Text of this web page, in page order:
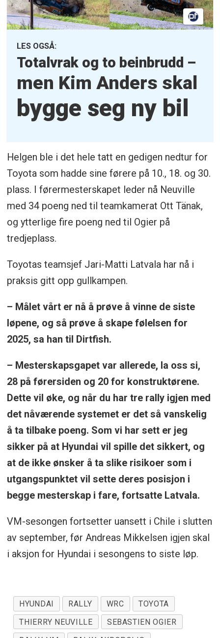
LES OGSÅ:
Totalvrak og to beinbrudd –
men Kim Anders skal
bygge seg ny bil
Helgen ble i det hele tatt en gedigen nedtur for
Toyota som hadde sine førere på 10., 18. og 30.
plass. I førermesterskapet leder nå Neuville
med 34 poeng ned til teamkamerat Ott Tänak,
og ytterlige fire poeng ned til Ogier på
tredjeplass.
Toyotas teamsjef Jari-Matti Latvala har nå i
praksis gitt opp gullkampen.
– Målet vårt er nå å prøve å vinne de siste
løpene, og så prøve å skape følelsen for
2025, sa han til Dirtfish.
– Mesterskapsgapet var allerede, la oss si,
28 på førersiden og 20 for konstruktørene.
Dette vil øke, og når du har tre rally igjen med
det nåværende systemet er det så vanskelig
å ta tilbake poeng. Som vi har sett er jeg
sikker på at Hyundai vil spille det sikkert, og
at de ikke ønsker å ta slike risikoer som i
utgangspunktet vil sette deres posisjon i
begge mesterskap i fare, fortsatte Latvala.
VM-sesongen fortsetter uansett i Chile i slutten
av september, før Andreas Mikkelsen igjen skal
i aksjon for Hyundai i sesongens to siste løp.
HYUNDAI RALLY WRC
TOYOTA
THIERRY NEUVILLE
SEBASTIEN OGIER